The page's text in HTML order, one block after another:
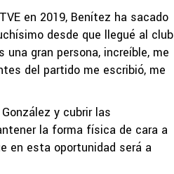
en 2019, Benítez ha sacado
desde que llegué al club
gran persona, increíble, me
del partido me escribió, me
y cubrir las
la forma física de cara a
en esta oportunidad será a